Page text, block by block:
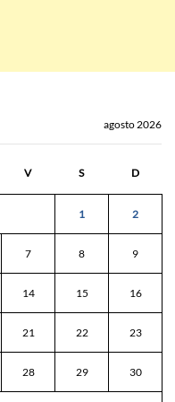
agosto 2026
V S D
1 2
7 8 9
14 15 16
21 22 23
28 29 30